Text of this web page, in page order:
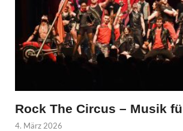
Rock The Circus – Musik
4. März 2026